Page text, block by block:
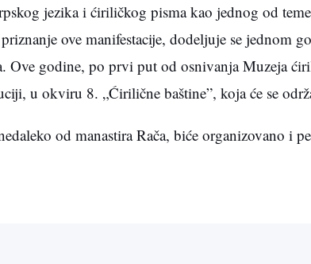
jezika i ćiriličkog pisma kao jednog od
ove manifestacije, dodeljuje se jednom
godine, po prvi put od osnivanja Muzeja
u okviru 8. „Ćirilične baštine”, koja će se
od manastira Rača, biće organizovano i